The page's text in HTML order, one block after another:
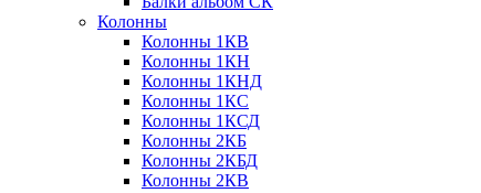
Колонны
Колонны 1КВ
Колонны 1КН
Колонны 1КНД
Колонны 1КС
Колонны 1КСД
Колонны 2КБ
Колонны 2КБД
Колонны 2КВ